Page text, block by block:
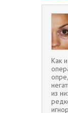
Как
из